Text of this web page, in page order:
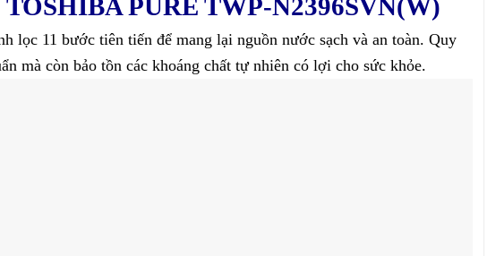
PURE TWP-N2396SVN(W)
lọc 11 bước tiên tiến để mang lại nguồn nước sạch và an toàn. Quy
mà còn bảo tồn các khoáng chất tự nhiên có lợi cho sức khỏe.